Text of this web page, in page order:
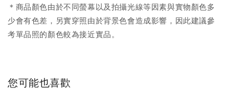
＊商品顏色由於不同螢幕以及拍攝光線等因素與實物顏色多
少會有色差，另實穿照由於背景色會造成影響，因此建議參
考單品照的顏色較為接近實品。
您可能也喜歡